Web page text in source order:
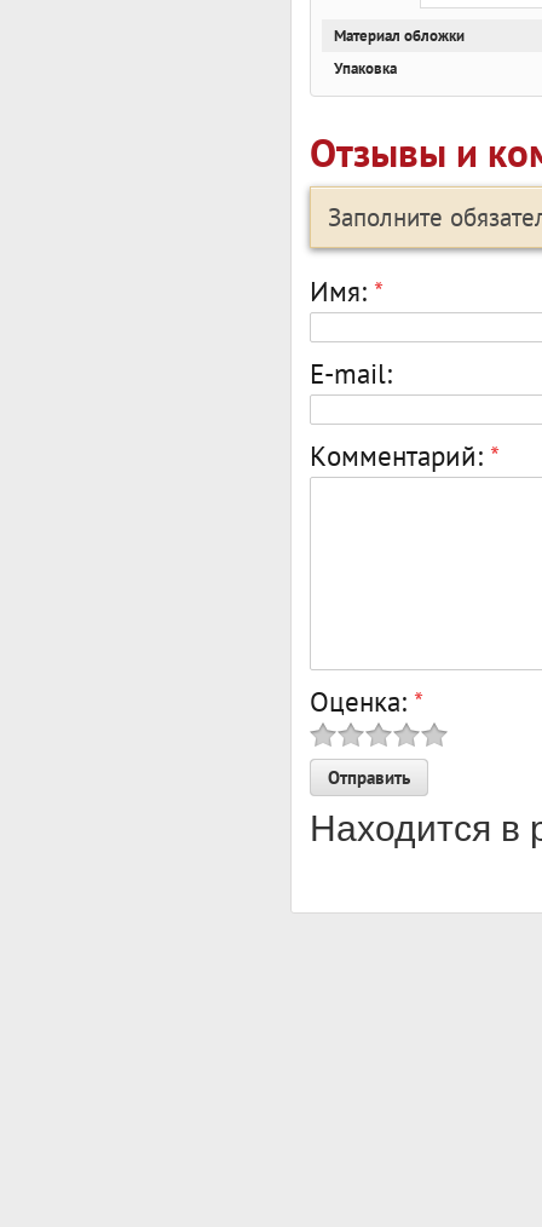
Материал обложки
Упаковка
Отзывы и
Заполните
Имя: *
E-mail:
Комментарий: *
Оценка: *
Находится в